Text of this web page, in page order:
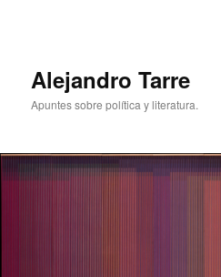
Alejandro Tarre
Apuntes sobre política y literatura.